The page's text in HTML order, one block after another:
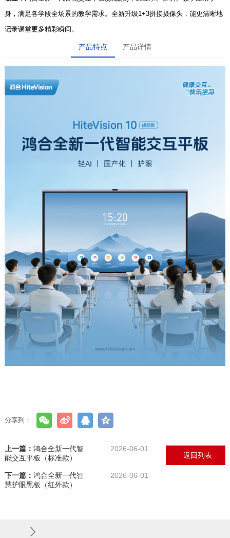
身，满足各学段全场景的教学需求。全新升级1+3拼接摄像头，能更清晰地
记录课堂更多精彩瞬间。
产品特点 产品详情
分享到：
上一篇： 鸿合全新一代智
能交互平板（标准款）
2026-06-01
下一篇： 鸿合全新一代智
慧护眼黑板（红外款）
2026-06-01
返回列表